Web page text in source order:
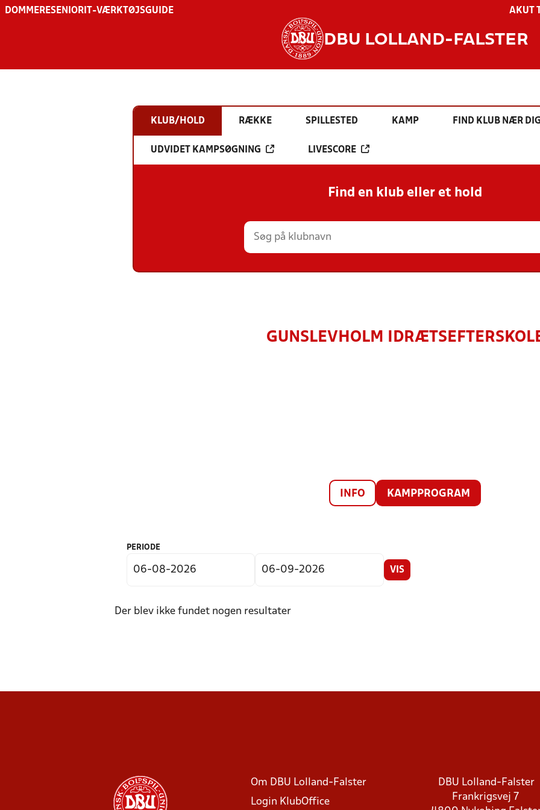
DOMMERESENIOR IT-VÆRKTØJSGUIDE AKUT
DBU LOLLAND-FALSTER
KLUB/HOLD RÆKKE SPILLESTED KAMP FIND KLUB NÆR
UDVIDET KAMPSØGNING LIVESCORE
Find en klub eller et hold
GUNSLEVHOLM
INFO KAMPPROGRAM
PERIODE
VIS
Der blev ikke fundet nogen resultater
Om DBU Lolland-Falster
Login KlubOffice
DBU Lolland-Falster
Frankrigsvej 7